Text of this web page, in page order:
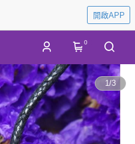
開啟APP
0
1/3